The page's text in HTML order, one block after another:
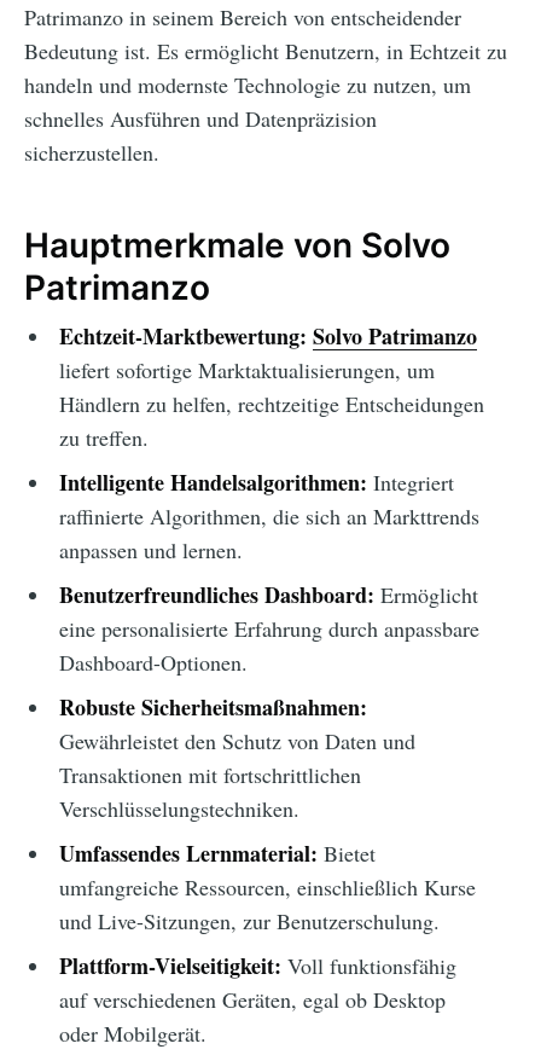
Patrimanzo in seinem Bereich von entscheidender
Bedeutung ist. Es ermöglicht Benutzern, in Echtzeit zu
handeln und modernste Technologie zu nutzen, um
schnelles Ausführen und Datenpräzision
sicherzustellen.
Hauptmerkmale von Solvo
Patrimanzo
Echtzeit-Marktbewertung: Solvo Patrimanzo
liefert sofortige Marktaktualisierungen, um
Händlern zu helfen, rechtzeitige Entscheidungen
zu treffen.
Intelligente Handelsalgorithmen: Integriert
raffinierte Algorithmen, die sich an Markttrends
anpassen und lernen.
Benutzerfreundliches Dashboard: Ermöglicht
eine personalisierte Erfahrung durch anpassbare
Dashboard-Optionen.
Robuste Sicherheitsmaßnahmen:
Gewährleistet den Schutz von Daten und
Transaktionen mit fortschrittlichen
Verschlüsselungstechniken.
Umfassendes Lernmaterial: Bietet
umfangreiche Ressourcen, einschließlich Kurse
und Live-Sitzungen, zur Benutzerschulung.
Plattform-Vielseitigkeit: Voll funktionsfähig
auf verschiedenen Geräten, egal ob Desktop
oder Mobilgerät.